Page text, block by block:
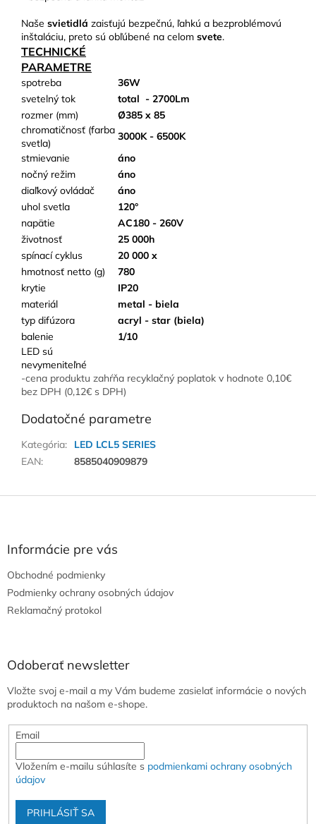
Naše svietidlá zaisťujú bezpečnú, ľahkú a bezproblémovú
inštaláciu, preto sú obľúbené na celom svete.
TECHNICKÉ
PARAMETRE
spotreba
36W
svetelný tok
total - 2700Lm
rozmer (mm)
Ø385 x 85
chromatičnosť (farba
svetla)
3000K - 6500K
stmievanie
áno
nočný režim
áno
diaľkový ovládač
áno
uhol svetla
120°
napätie
AC180 - 260V
životnosť
25 000h
spínací cyklus
20 000 x
hmotnosť netto (g)
780
krytie
IP20
materiál
metal - biela
typ difúzora
acryl - star (biela)
balenie
1/10
LED sú
nevymeniteľné
-cena produktu zahŕňa recyklačný poplatok v hodnote 0,10€
bez DPH (0,12€ s DPH)
Dodatočné parametre
Kategória:
LED LCL5 SERIES
EAN: 8585040909879
Informácie pre vás
Obchodné podmienky
Podmienky ochrany osobných údajov
Reklamačný protokol
Odoberať newsletter
Vložte svoj e-mail a my Vám budeme zasielať informácie o nových
produktoch na našom e-shope.
Email
Vložením e-mailu súhlasíte s podmienkami ochrany osobných
údajov
PRIHLÁSIŤ SA